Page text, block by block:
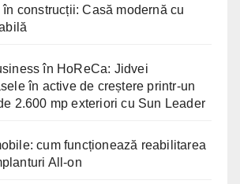
construcții: Casă modernă cu
în HoReCa: Jidvei
în active de creștere printr-un
2.600 mp exteriori cu Sun Leader
cum funcționează reabilitarea
All-on